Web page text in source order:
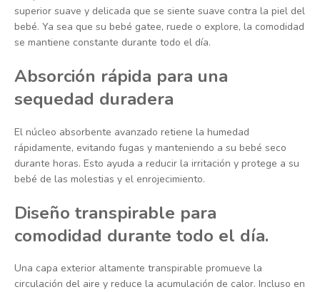
superior suave y delicada que se siente suave contra la piel del
bebé. Ya sea que su bebé gatee, ruede o explore, la comodidad
se mantiene constante durante todo el día.
Absorción rápida para una
sequedad duradera
El núcleo absorbente avanzado retiene la humedad
rápidamente, evitando fugas y manteniendo a su bebé seco
durante horas. Esto ayuda a reducir la irritación y protege a su
bebé de las molestias y el enrojecimiento.
Diseño transpirable para
comodidad durante todo el día.
Una capa exterior altamente transpirable promueve la
circulación del aire y reduce la acumulación de calor. Incluso en